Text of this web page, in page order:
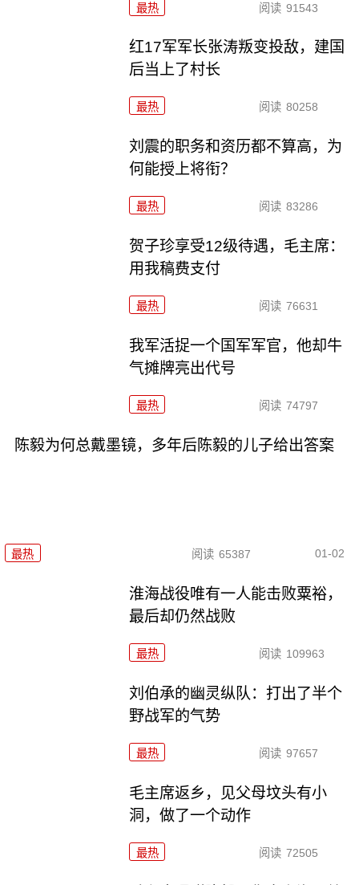
最热 阅读 91543
红17军军长张涛叛变投敌，建国
后当上了村长
最热 阅读 80258
刘震的职务和资历都不算高，为
何能授上将衔？
最热 阅读 83286
贺子珍享受12级待遇，毛主席：
用我稿费支付
最热 阅读 76631
我军活捉一个国军军官，他却牛
气摊牌亮出代号
最热 阅读 74797
陈毅为何总戴墨镜，多年后陈毅的儿子给出答案
最热 阅读 65387 01-02
淮海战役唯有一人能击败粟裕，
最后却仍然战败
最热 阅读 109963
刘伯承的幽灵纵队：打出了半个
野战军的气势
最热 阅读 97657
毛主席返乡，见父母坟头有小
洞，做了一个动作
最热 阅读 72505